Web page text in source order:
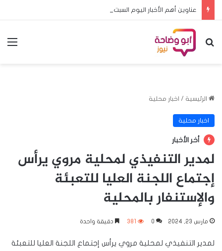
عناوين أهم الأخبار اليوم السبت ٨ اغسطس ٢٠٢٦م
بحث عن
الرئيسية / اخبار محلية
اخبار محلية
أخر الأخبار
لمدير التنفيذي لمحلية مروي يرأس
إجتماع اللجنة العليا للتعبئة
والإستنفار بالمحلية
مارس 23, 2024 0
381 دقيقة واحدة
لمدير التنفيذي لمحلية مروي يرأس إجتماع اللجنة العليا للتعبئة